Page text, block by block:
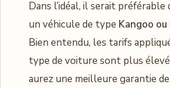
Dans l’idéal, il serait préférable
un véhicule de type Kangoo
Bien entendu, les tarifs
type de voiture sont plus
aurez une meilleure garantie